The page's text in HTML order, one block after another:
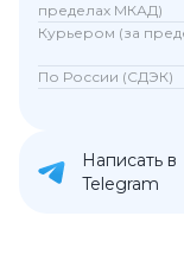
пределах МКАД)
Курьером (за
По России (СДЭК)
Написать в
Telegram